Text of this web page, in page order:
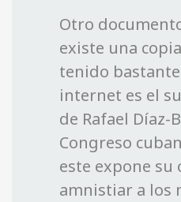
Otro
existe una
tenido
internet es el
de Rafael Díaz-
Congreso
este expone su
amnistiar a los